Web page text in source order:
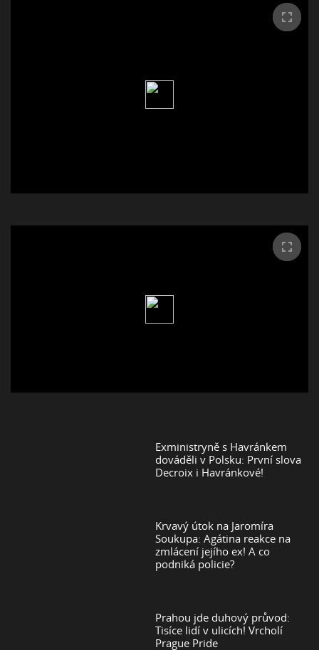
Exministryně s Havránkem
dováděli v Polsku: První slova
Decroix i Havránkové!
Krvavý útok na Jaromíra
Soukupa: Agátina reakce na
zmlácení jejího ex! A co
podniká policie?
Prahou jde duhový průvod:
Tisíce lidí v ulicích! Vrcholí
Prague Pride